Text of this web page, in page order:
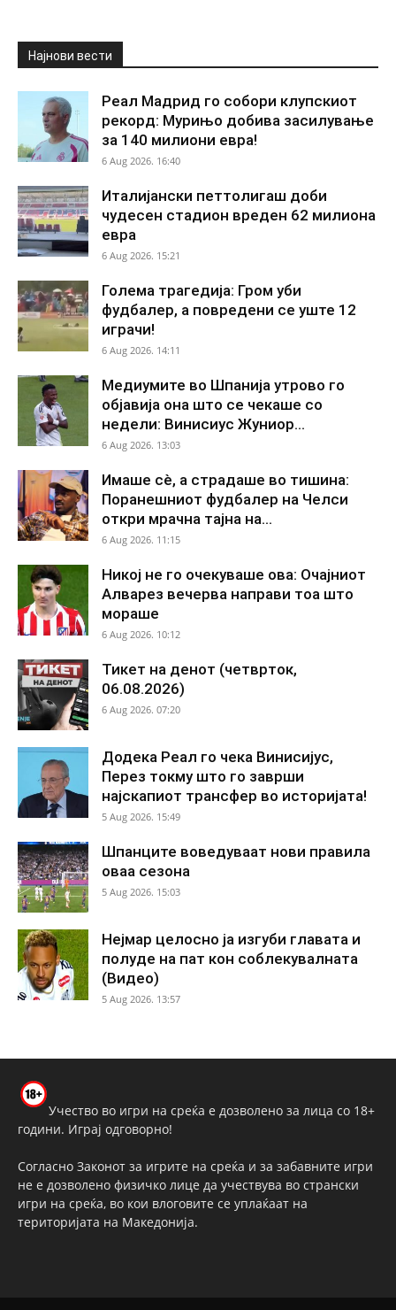
Најнови вести
Реал Мадрид го собори клупскиот
рекорд: Мурињо добива засилување
за 140 милиони евра!
6 Aug 2026. 16:40
Италијански петтолигаш доби
чудесен стадион вреден 62 милиона
евра
6 Aug 2026. 15:21
Голема трагедија: Гром уби
фудбалер, а повредени се уште 12
играчи!
6 Aug 2026. 14:11
Медиумите во Шпанија утрово го
објавија она што се чекаше со
недели: Винисиус Жуниор...
6 Aug 2026. 13:03
Имаше сè, а страдаше во тишина:
Поранешниот фудбалер на Челси
откри мрачна тајна на...
6 Aug 2026. 11:15
Никој не го очекуваше ова: Очајниот
Алварез вечерва направи тоа што
мораше
6 Aug 2026. 10:12
Тикет на денот (четврток,
06.08.2026)
6 Aug 2026. 07:20
Додека Реал го чека Винисијус,
Перез токму што го заврши
најскапиот трансфер во историјата!
5 Aug 2026. 15:49
Шпанците воведуваат нови правила
оваа сезона
5 Aug 2026. 15:03
Нејмар целосно ја изгуби главата и
полуде на пат кон соблекувалната
(Видео)
5 Aug 2026. 13:57
Учество во игри на среќа е дозволено за лица со 18+
години. Играј одговорно!
Согласно Законот за игрите на среќа и за забавните игри
не е дозволено физичко лице да учествува во странски
игри на среќа, во кои влоговите се уплаќаат на
територијата на Македонија.